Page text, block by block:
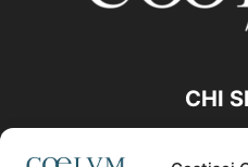
CHI